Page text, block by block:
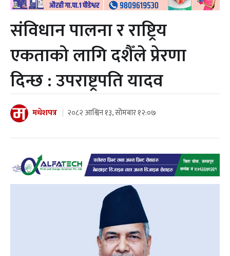
संविधान पालना र राष्ट्रिय
एकताको लागि दशैँले प्रेरणा
दिन्छ : उपराष्ट्रपति यादव
मधेशपत्र २०८२ आश्विन १३, सोमबार १२:०७